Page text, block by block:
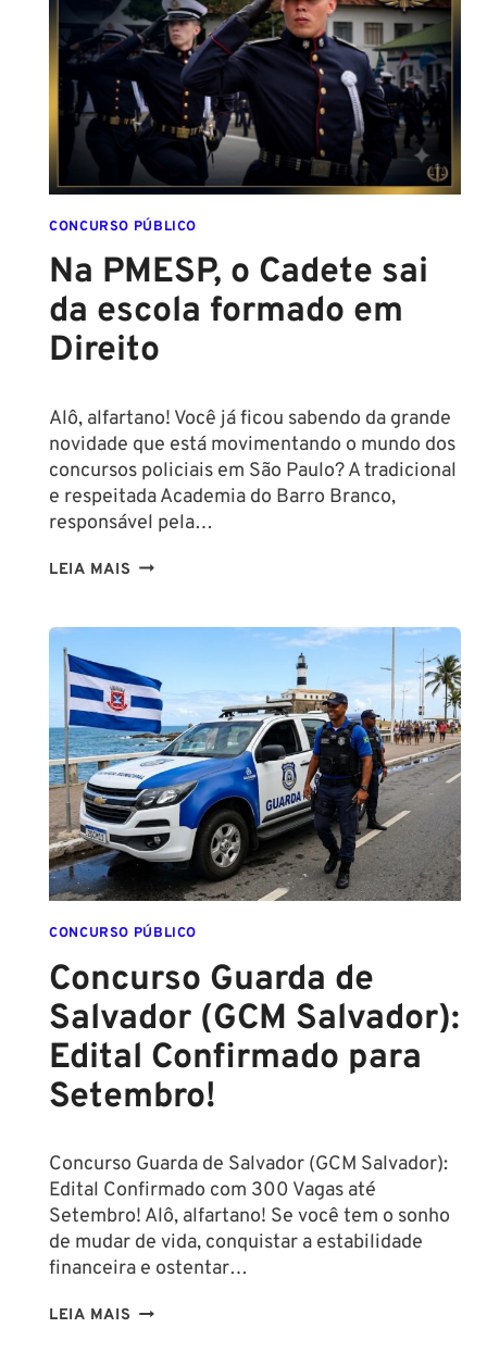
AS
NOVAS
REGRAS!
ALTURA
MÍNIMA
PARA
CONCURSO
POLICIAL:
CONCURSO PÚBLICO
Na PMESP, o Cadete sai
da escola formado em
Direito
Alô, alfartano! Você já ficou sabendo da grande
novidade que está movimentando o mundo dos
concursos policiais em São Paulo? A tradicional
e respeitada Academia do Barro Branco,
responsável pela…
LEIA MAIS NA
SAI
DA
ESCOLA
FORMADO
EM
DIREITO
CONCURSO PÚBLICO
Concurso Guarda de
Salvador (GCM Salvador):
Edital Confirmado para
Setembro!
Concurso Guarda de Salvador (GCM Salvador):
Edital Confirmado com 300 Vagas até
Setembro! Alô, alfartano! Se você tem o sonho
de mudar de vida, conquistar a estabilidade
financeira e ostentar…
LEIA MAIS CONCURSO